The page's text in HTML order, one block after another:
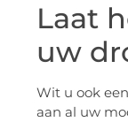
Laat
uw
Wit u ook
aan al uw